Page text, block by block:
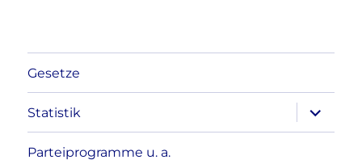
Gesetze
Statistik
anzeigen
Parteiprogramme u. a.